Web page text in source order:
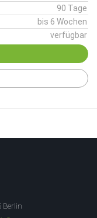
90 Tage
bis 6 Wochen
verfügbar
Berlin